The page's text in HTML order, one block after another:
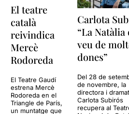
El teatre
català
reivindica
Mercè
Rodoreda
El Teatre Gaudí
estrena Mercè
Rodoreda en el
Triangle de París,
un muntatge que
Carlota
“La Natàlia
veu de
dones”
Del 28 de
de novembre, la
directora i
Carlota Subirós
recupera al